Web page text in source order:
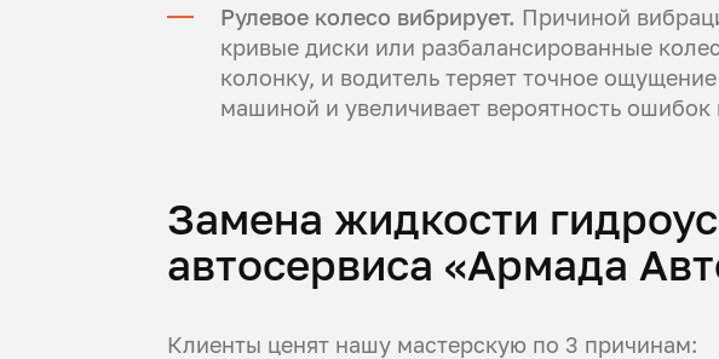
Рулевое колесо вибрирует. Причиной
кривые диски или разбалансированные
колонку, и водитель теряет точное
машиной и увеличивает вероятность ошибок
Замена жидкости
автосервиса «Армада
Клиенты ценят нашу мастерскую по 3 причинам: